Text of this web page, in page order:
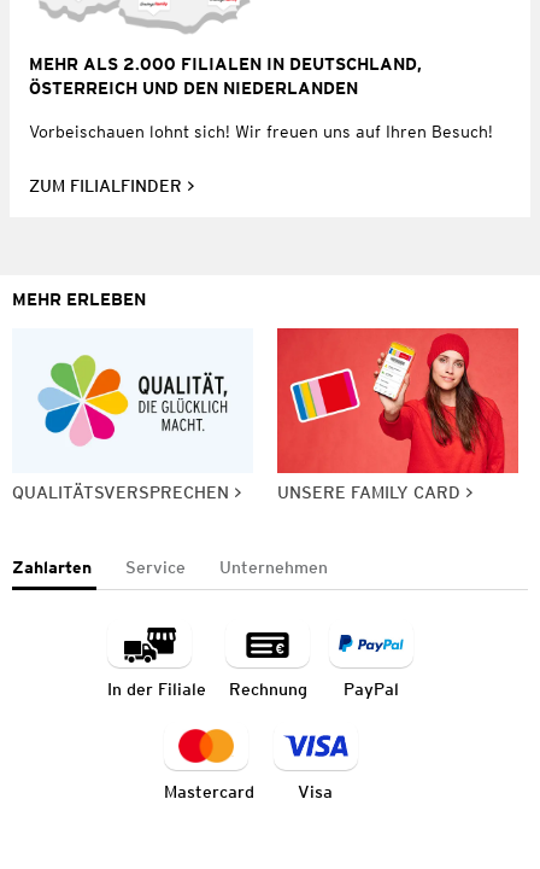
MEHR ALS 2.000 FILIALEN IN DEUTSCHLAND,
ÖSTERREICH UND DEN NIEDERLANDEN
Vorbeischauen lohnt sich! Wir freuen uns auf Ihren Besuch!
ZUM FILIALFINDER
MEHR ERLEBEN
QUALITÄTSVERSPRECHEN UNSERE FAMILY CARD
Zahlarten Service Unternehmen
In der Filiale Rechnung PayPal
Mastercard Visa